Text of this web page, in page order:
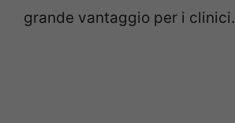
grande vantaggio per i clinici.